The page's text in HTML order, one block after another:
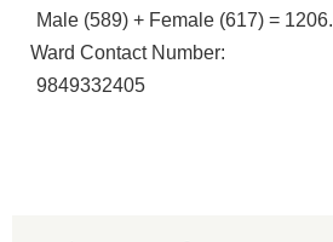
Male (589) + Female (617) = 1206.
Ward Contact Number:
9849332405